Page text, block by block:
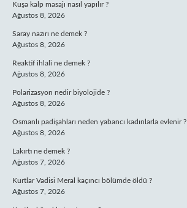
Kuşa kalp masajı nasıl yapılır ?
Ağustos 8, 2026
Saray nazırı ne demek ?
Ağustos 8, 2026
Reaktif ihlali ne demek ?
Ağustos 8, 2026
Polarizasyon nedir biyolojide ?
Ağustos 8, 2026
Osmanlı padişahları neden yabancı kadınlarla evlenir ?
Ağustos 8, 2026
Lakırtı ne demek ?
Ağustos 7, 2026
Kurtlar Vadisi Meral kaçıncı bölümde öldü ?
Ağustos 7, 2026